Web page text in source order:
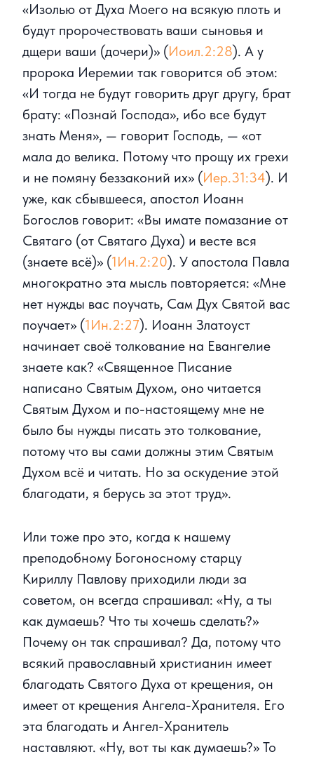
«Изолью от Духа Моего на всякую плоть и
будут пророчествовать ваши сыновья и
дщери ваши (дочери)» (Иоил.2:28). А у
пророка Иеремии так говорится об этом:
«И тогда не будут говорить друг другу, брат
брату: «Познай Господа», ибо все будут
знать Меня», — говорит Господь, — «от
мала до велика. Потому что прощу их грехи
и не помяну беззаконий их» (Иер.31:34). И
уже, как сбывшееся, апостол Иоанн
Богослов говорит: «Вы имате помазание от
Святаго (от Святаго Духа) и весте вся
(знаете всё)» (1Ин.2:20). У апостола Павла
многократно эта мысль повторяется: «Мне
нет нужды вас поучать, Сам Дух Святой вас
поучает» (1Ин.2:27). Иоанн Златоуст
начинает своё толкование на Евангелие
знаете как? «Священное Писание
написано Святым Духом, оно читается
Святым Духом и по-настоящему мне не
было бы нужды писать это толкование,
потому что вы сами должны этим Святым
Духом всё и читать. Но за оскудение этой
благодати, я берусь за этот труд».
Или тоже про это, когда к нашему
преподобному Богоносному старцу
Кириллу Павлову приходили люди за
советом, он всегда спрашивал: «Ну, а ты
как думаешь? Что ты хочешь сделать?»
Почему он так спрашивал? Да, потому что
всякий православный христианин имеет
благодать Святого Духа от крещения, он
имеет от крещения Ангела-Хранителя. Его
эта благодать и Ангел-Хранитель
наставляют. «Ну, вот ты как думаешь?» То